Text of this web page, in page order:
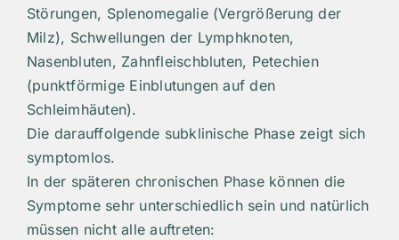
Störungen, Splenomegalie (Vergrößerung der
Milz), Schwellungen der Lymphknoten,
Nasenbluten, Zahnfleischbluten, Petechien
(punktförmige Einblutungen auf den
Schleimhäuten).
Die darauffolgende subklinische Phase zeigt sich
symptomlos.
In der späteren chronischen Phase können die
Symptome sehr unterschiedlich sein und natürlich
müssen nicht alle auftreten: